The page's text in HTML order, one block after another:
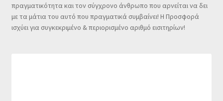
Επιβεβαίωση εγγραφής στο Newsletter του Dealistas.gr
πραγματικότητα και τον σύγχρονο άνθρωπο που αρνείται να δει
με τα μάτια του αυτό που πραγματικά συμβαίνει! Η Προσφορά
ισχύει για συγκεκριμένο & περιορισμένο αριθμό εισιτηρίων!